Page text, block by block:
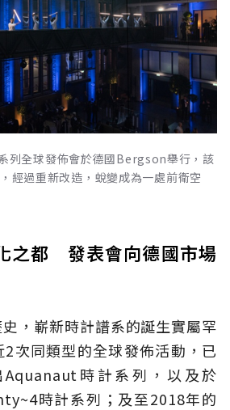
列全球發佈會於德國Bergson舉行，該
經過重新改造，蛻變成為一處前衛空
之都 發表會向德國市場
，嶄新時計譜系的誕生實屬罕
2次同類型的全球發佈活動，已
時計系列，以及於
時計系列；及至2018年的